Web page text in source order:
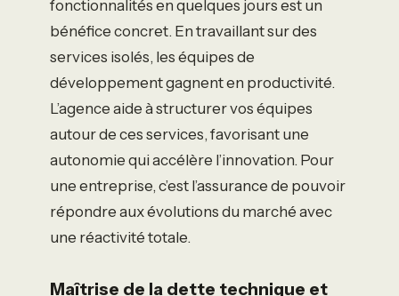
fonctionnalités en quelques jours est un
bénéfice concret. En travaillant sur des
services isolés, les équipes de
développement gagnent en productivité.
L’agence aide à structurer vos équipes
autour de ces services, favorisant une
autonomie qui accélère l’innovation. Pour
une entreprise, c’est l’assurance de pouvoir
répondre aux évolutions du marché avec
une réactivité totale.
Maîtrise de la dette technique et